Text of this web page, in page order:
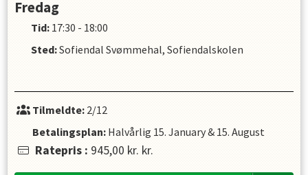
Fredag
Tid: 17:30 - 18:00
Sted:Sofiendal Svømmehal, Sofiendalskolen
Tilmeldte:2/12
Betalingsplan: Halvårlig 15. January& 15. August
Ratepris : 945,00 kr. kr.